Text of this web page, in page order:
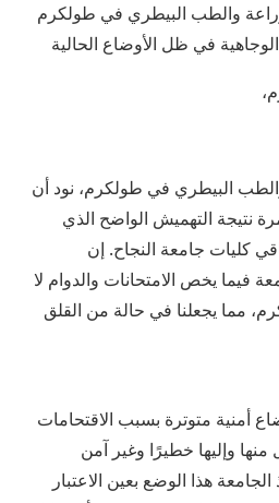
والطب البيطري في طولكرم
في ظل الأوضاع الحالية
البيطري في طولكرم، نود أن
نتيجة التهميش الواضح الذي
كليات جامعة النجاح. إن
فيما يخص الامتحانات والدوام لا
مما يجعلنا في حالة من القلق
أمنية متوترة بسبب الاقتحامات
منها وإليها خطيرًا وغير آمن
هذا الوضع بعين الاعتبار